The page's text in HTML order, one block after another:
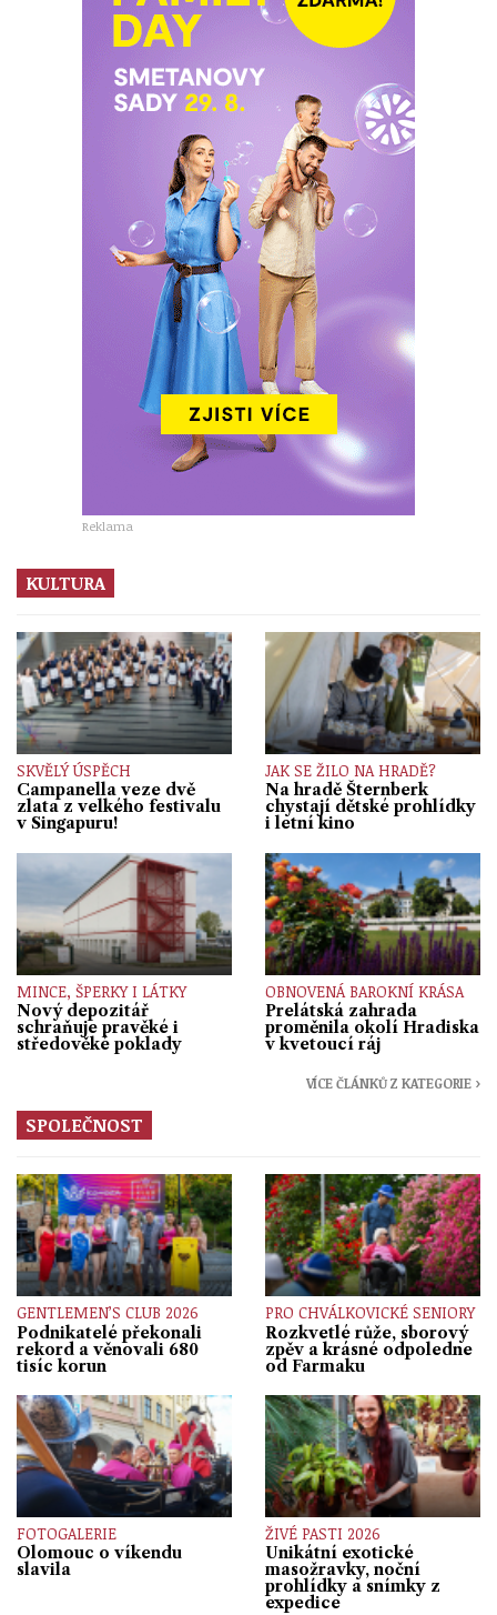
Reklama
KULTURA
SKVĚLÝ ÚSPĚCH
Campanella veze dvě
zlata z velkého festivalu
v Singapuru!
JAK SE ŽILO NA HRADĚ?
Na hradě Šternberk
chystají dětské prohlídky
i letní kino
MINCE, ŠPERKY I LÁTKY
Nový depozitář
schraňuje pravěké i
středověké poklady
OBNOVENÁ BAROKNÍ KRÁSA
Prelátská zahrada
proměnila okolí Hradiska
v kvetoucí ráj
VÍCE ČLÁNKŮ Z KATEGORIE ›
SPOLEČNOST
GENTLEMEN’S CLUB 2026
Podnikatelé překonali
rekord a věnovali 680
tisíc korun
PRO CHVÁLKOVICKÉ SENIORY
Rozkvetlé růže, sborový
zpěv a krásné odpoledne
od Farmaku
FOTOGALERIE
Olomouc o víkendu
slavila
ŽIVÉ PASTI 2026
Unikátní exotické
masožravky, noční
prohlídky a snímky z
expedice